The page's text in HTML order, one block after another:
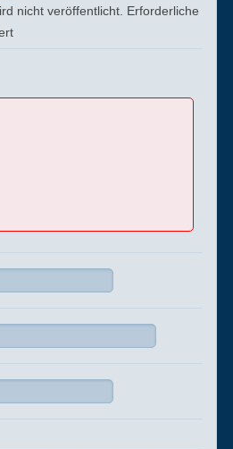
nicht veröffentlicht. Erforderliche